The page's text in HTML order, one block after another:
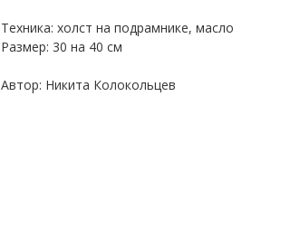
Техника: холст на подрамнике, масло
Размер: 30 на 40 см
Автор: Никита Колокольцев